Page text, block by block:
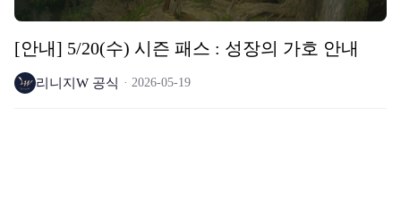
[안내] 5/20(수) 시즌 패스 : 성장의 가호 안내
리니지W 공식 2026-05-19